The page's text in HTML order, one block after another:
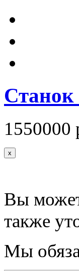
1550000
x
Вы
также
Мы